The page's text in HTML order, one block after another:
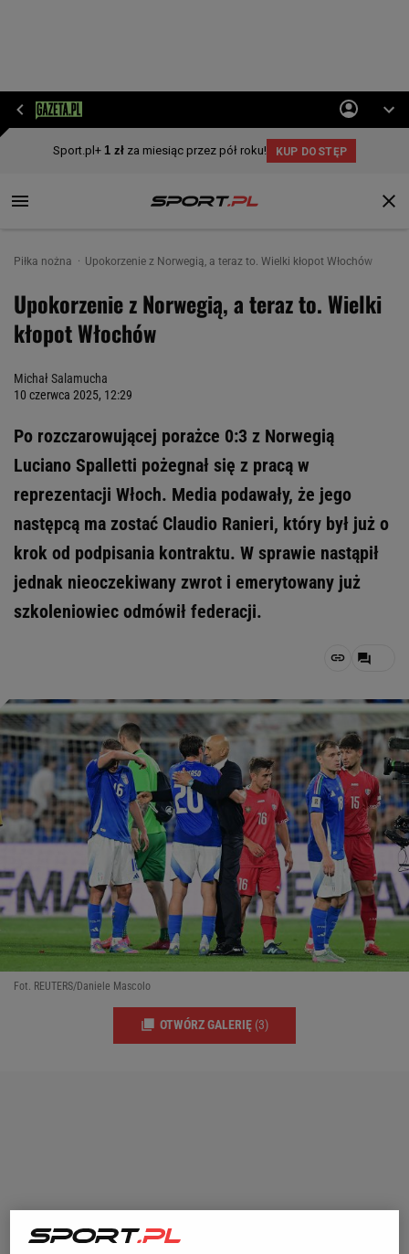
Piłka nożna Upokorzenie z Norwegią, a teraz to. Wielki kłopot Włochów
Upokorzenie z Norwegią, a teraz to. Wielki
kłopot Włochów
Michał Salamucha
10 czerwca 2025, 12:29
Po rozczarowującej porażce 0:3 z Norwegią
Luciano Spalletti pożegnał się z pracą w
reprezentacji Włoch. Media podawały, że jego
następcą ma zostać Claudio Ranieri, który był już o
krok od podpisania kontraktu. W sprawie nastąpił
jednak nieoczekiwany zwrot i emerytowany już
szkoleniowiec odmówił federacji.
Fot. REUTERS/Daniele Mascolo
OTWÓRZ GALERIĘ (3)